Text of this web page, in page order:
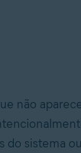
não
do sistema ou